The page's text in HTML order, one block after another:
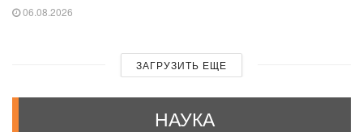
06.08.2026
ЗАГРУЗИТЬ ЕЩЕ
НАУКА